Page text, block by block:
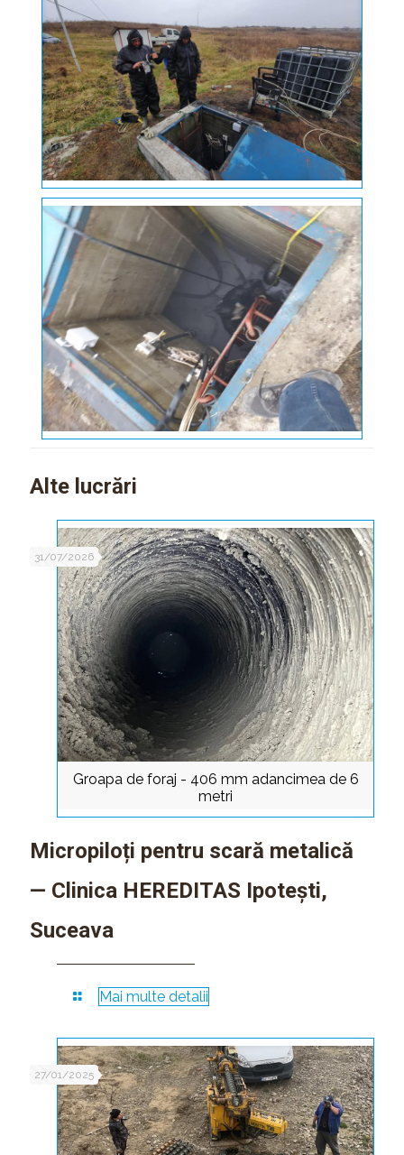
Alte lucrări
Groapa de foraj - 406 mm adancimea de 6
metri
31/07/2026
Micropiloți pentru scară metalică
— Clinica HEREDITAS Ipotești,
Suceava
Mai multe detalii
27/01/2025